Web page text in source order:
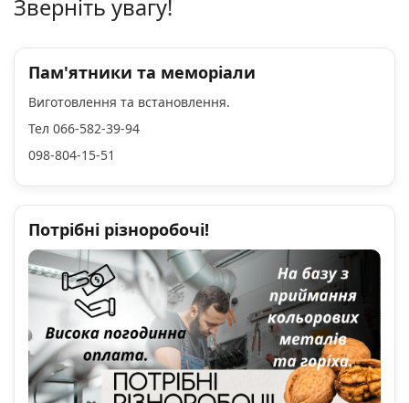
Зверніть увагу!
Пам'ятники та меморіали
Виготовлення та встановлення.
Тел 066-582-39-94
098-804-15-51
Потрібні різноробочі!